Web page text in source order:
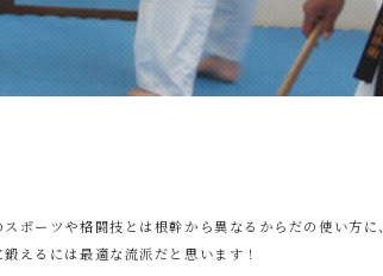
ーツや格闘技とは根幹から異なるからだの使い方
えるには最適な流派だと思います！